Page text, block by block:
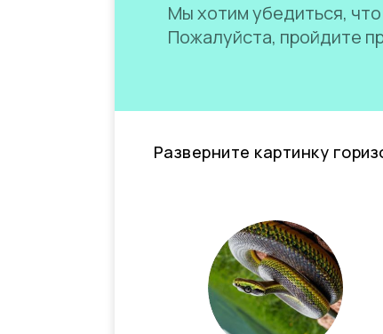
Мы хотим убедиться,
Пожалуйста, пройдите
Разверните картинку